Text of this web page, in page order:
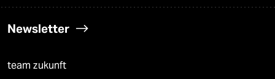
Newsletter
team zukunft